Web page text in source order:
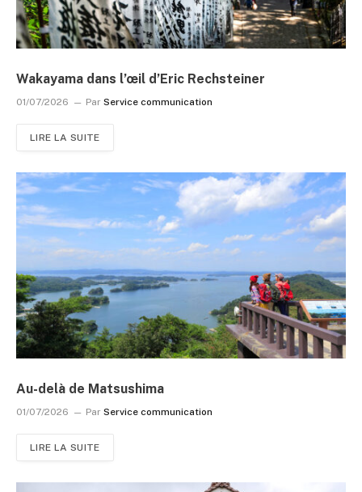
Wakayama dans l’œil d’Eric Rechsteiner
01/07/2026 Par Service communication
LIRE LA SUITE
Au-delà de Matsushima
01/07/2026 Par Service communication
LIRE LA SUITE